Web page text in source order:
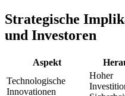
Strategische
und Investoren
Aspekt
Technologische
Innovationen
Hoher